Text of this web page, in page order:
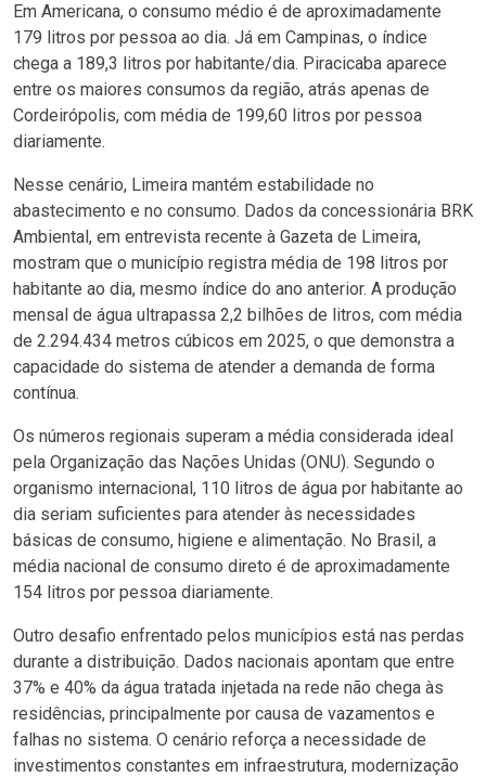
Em Americana, o consumo médio é de aproximadamente
179 litros por pessoa ao dia. Já em Campinas, o índice
chega a 189,3 litros por habitante/dia. Piracicaba aparece
entre os maiores consumos da região, atrás apenas de
Cordeirópolis, com média de 199,60 litros por pessoa
diariamente.
Nesse cenário, Limeira mantém estabilidade no
abastecimento e no consumo. Dados da concessionária BRK
Ambiental, em entrevista recente à Gazeta de Limeira,
mostram que o município registra média de 198 litros por
habitante ao dia, mesmo índice do ano anterior. A produção
mensal de água ultrapassa 2,2 bilhões de litros, com média
de 2.294.434 metros cúbicos em 2025, o que demonstra a
capacidade do sistema de atender a demanda de forma
contínua.
Os números regionais superam a média considerada ideal
pela Organização das Nações Unidas (ONU). Segundo o
organismo internacional, 110 litros de água por habitante ao
dia seriam suficientes para atender às necessidades
básicas de consumo, higiene e alimentação. No Brasil, a
média nacional de consumo direto é de aproximadamente
154 litros por pessoa diariamente.
Outro desafio enfrentado pelos municípios está nas perdas
durante a distribuição. Dados nacionais apontam que entre
37% e 40% da água tratada injetada na rede não chega às
residências, principalmente por causa de vazamentos e
falhas no sistema. O cenário reforça a necessidade de
investimentos constantes em infraestrutura, modernização